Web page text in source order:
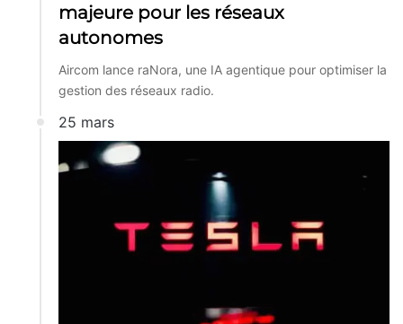
majeure pour les réseaux
autonomes
Aircom lance raNora, une IA agentique pour optimiser la
gestion des réseaux radio.
25 mars